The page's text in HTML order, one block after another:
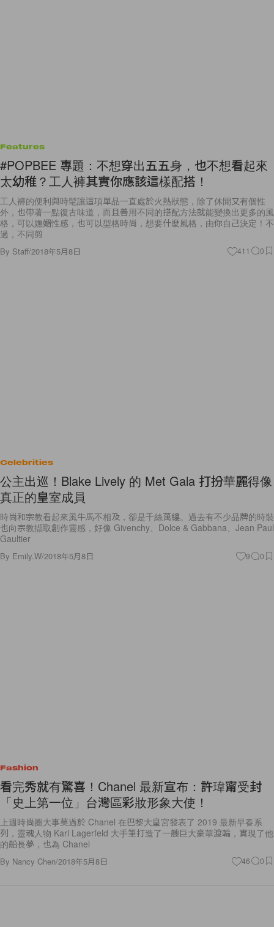
Features
#POPBEE 專題：不想穿出五五身，也不想看起來
太幼稚？工人褲其實你應該這樣配搭！
工人褲的便利與時髦讓這項單品一直處於火熱狀態，除了休閒又有個性
外，也帶著一點復古味道，而且善用不同的搭配方法就能變換出更多的風
格，可以嫵媚性感，也可以型格時尚，想要什麼風格，由你自己決定！不
過，不同剪
By Staff/2018年5月8日 411 0
Celebrities
公主出巡！Blake Lively 的 Met Gala 打扮華麗得像
真正的皇室成員
時尚和宗教看起來風牛馬不相及，卻是千絲萬縷。過去有不少品牌的時裝
也向宗教擷取創作靈感，好像 Givenchy、Dolce & Gabbana、Jean Paul
Gaultier
By Emily.W/2018年5月8日 9 0
Fashion
看完秀就有驚喜！Chanel 最新宣布：許瑋甯受封
「史上第一位」台灣區彩妝形象大使！
上週時尚圈大事莫過於 Chanel 在巴黎大皇宮發表了 2019 最新早春系
列，靈魂人物 Karl Lagerfeld 大手筆打造了一艘巨大豪華渡輪，實現了他
的船長夢，也為 Chanel
By Nancy Chen/2018年5月8日 46 0